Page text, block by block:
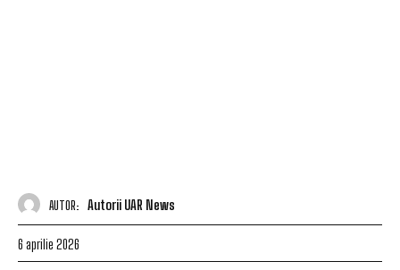
AUTOR: Autorii UAR News
6 aprilie 2026